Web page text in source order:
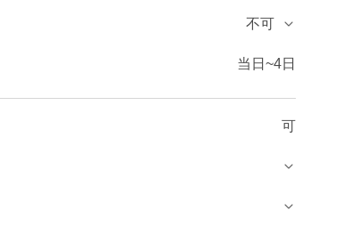
不可
当日~4日
可